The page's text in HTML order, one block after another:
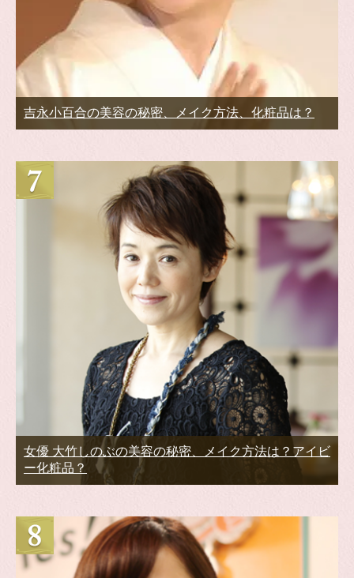
吉永小百合の美容の秘密、メイク方法、化粧品は？
女優 大竹しのぶの美容の秘密、メイク方法は？アイビ
ー化粧品？